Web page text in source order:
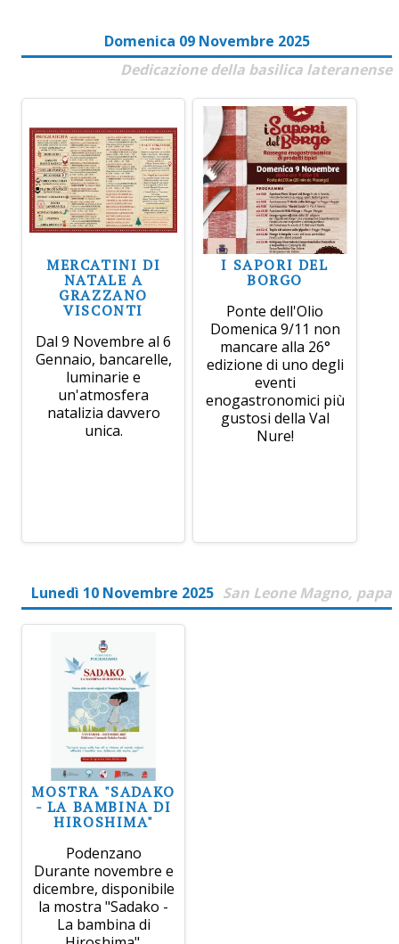
Domenica 09 Novembre 2025
Dedicazione della basilica lateranense
MERCATINI DI
NATALE A
GRAZZANO
VISCONTI
Dal 9 Novembre al 6
Gennaio, bancarelle,
luminarie e
un'atmosfera
natalizia davvero
unica.
I SAPORI DEL
BORGO
Ponte dell'Olio
Domenica 9/11 non
mancare alla 26°
edizione di uno degli
eventi
enogastronomici più
gustosi della Val
Nure!
Lunedì 10 Novembre 2025 San Leone Magno, papa
MOSTRA "SADAKO
- LA BAMBINA DI
HIROSHIMA"
Podenzano
Durante novembre e
dicembre, disponibile
la mostra "Sadako -
La bambina di